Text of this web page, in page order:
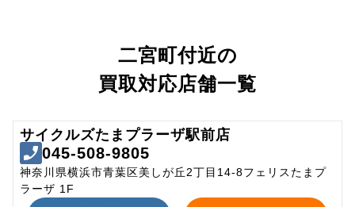
二宮町付近の
買取対応店舗一覧
サイクルズたまプラーザ駅前店
045-508-9805
神奈川県横浜市青葉区美しが丘2丁目14-8フェリスたまプ
ラーザ 1F